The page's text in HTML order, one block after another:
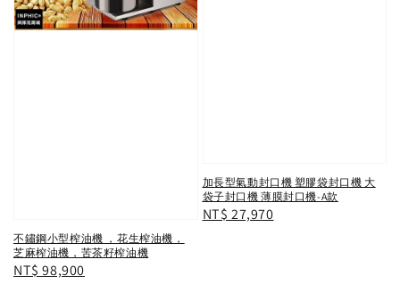
不鏽鋼小型榨油機 ，花生榨油機，
芝麻榨油機，苦茶籽榨油機
Regular
NT$ 98,900
加長型氣動封口機 塑膠袋封口機 大
袋子封口機 薄膜封口機-A款
Regular
NT$ 27,970